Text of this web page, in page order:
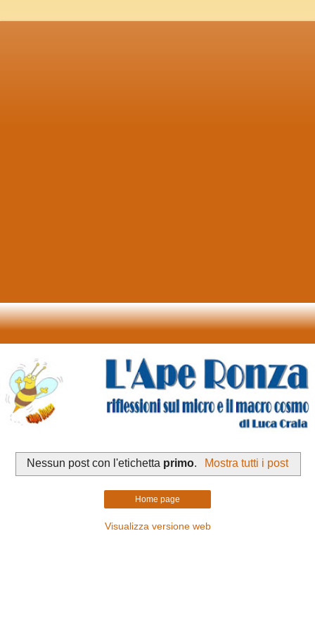
Nessun post con l'etichetta primo. Mostra tutti i post
Home page
Visualizza versione web